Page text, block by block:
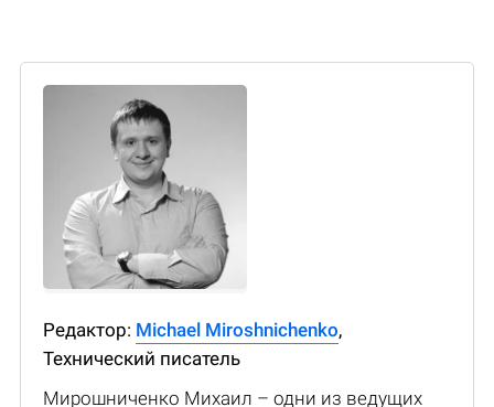
Редактор: Michael Miroshnichenko,
Технический писатель
Мирошниченко Михаил – одни из ведущих